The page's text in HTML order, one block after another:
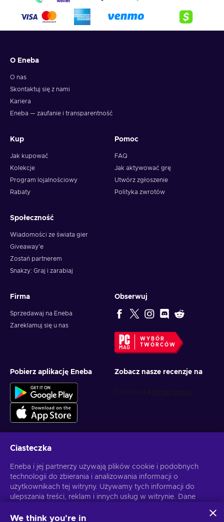
O Eneba
O nas
Skontaktuj się z nami
Kariera
Eneba — zaufanie i transparentność
Kup
Jak kupować
Kolekcje
Program lojalnościowy
Rabaty
Pomoc
FAQ
Jak aktywować grę
Utwórz zgłoszenie
Polityka zwrotów
Społeczność
Wiadomości ze świata gier
Giveaway'e
Zostań partnerem
Snakzy: Graj i zarabiaj
Firma
Sprzedawaj na Eneba
Zareklamuj się u nas
Obserwuj
WYBÓR
TWÓRCÓW
Pobierz aplikację Eneba Zobacz nasze recenzje na
Subskrybuj
Możesz anulować subskrypcję w dowolnej chwili. Sprawdź Politykę
Ciasteczka
Eneba i jej partnerzy używają plików cookie i podobnych
technologii do zbierania i analizowania informacji o
użytkownikach tej witryny. Używamy tych informacji do
ulepszania treści, reklam i innych usług w witrynie. Dane
do personalizacji reklam.
We think you're in